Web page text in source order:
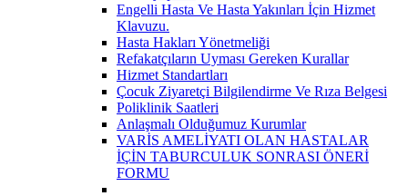
Engelli Hasta Ve Hasta Yakınları İçin Hizmet
Klavuzu.
Hasta Hakları Yönetmeliği
Refakatçıların Uyması Gereken Kurallar
Hizmet Standartları
Çocuk Ziyaretçi Bilgilendirme Ve Rıza Belgesi
Poliklinik Saatleri
Anlaşmalı Olduğumuz Kurumlar
VARİS AMELİYATI OLAN HASTALAR
İÇİN TABURCULUK SONRASI ÖNERİ
FORMU